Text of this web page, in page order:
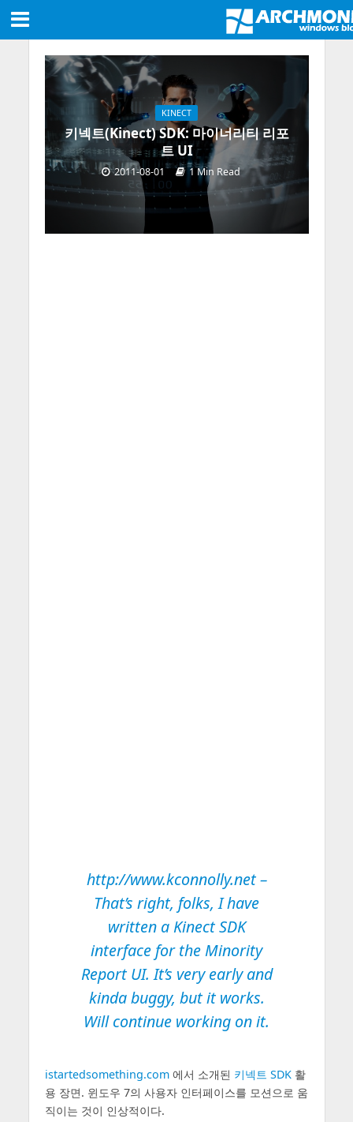
KINECT
키넥트(Kinect) SDK: 마이너리티 리포
트 UI
2011-08-01 1 Min Read
http://www.kconnolly.net–
That’s right, folks, I have
written a Kinect SDK
interface for the Minority
Report UI. It’s very early and
kinda buggy, but it works.
Will continue working on it.
istartedsomething.com에서 소개된 키넥트 SDK활
용 장면. 윈도우 7의 사용자 인터페이스를 모션으로 움
직이는 것이 인상적이다.